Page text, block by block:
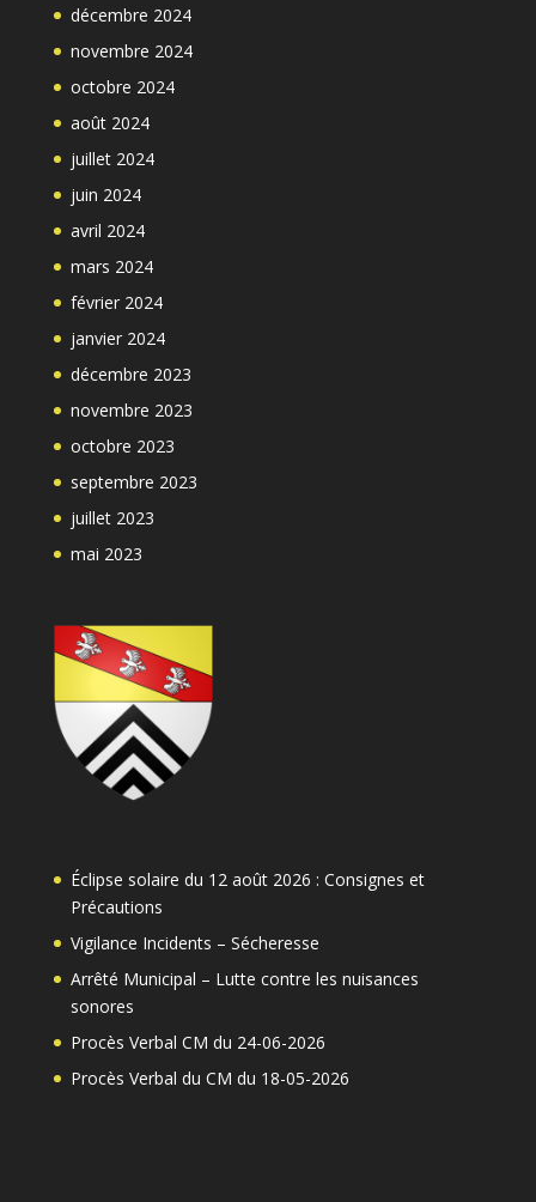
décembre 2024
novembre 2024
octobre 2024
août 2024
juillet 2024
juin 2024
avril 2024
mars 2024
février 2024
janvier 2024
décembre 2023
novembre 2023
octobre 2023
septembre 2023
juillet 2023
mai 2023
Éclipse solaire du 12 août 2026 : Consignes et
Précautions
Vigilance Incidents – Sécheresse
Arrêté Municipal – Lutte contre les nuisances
sonores
Procès Verbal CM du 24-06-2026
Procès Verbal du CM du 18-05-2026